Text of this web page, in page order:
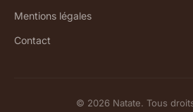
Mentions légales
Contact
© 2026 Natate. Tous